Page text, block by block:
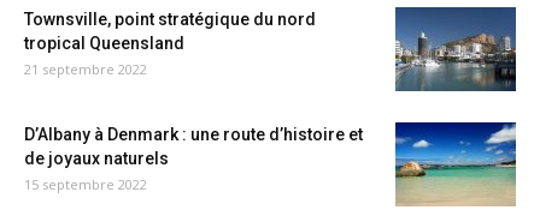
Townsville, point stratégique du nord
tropical Queensland
21 septembre 2022
D’Albany à Denmark : une route d’histoire et
de joyaux naturels
15 septembre 2022